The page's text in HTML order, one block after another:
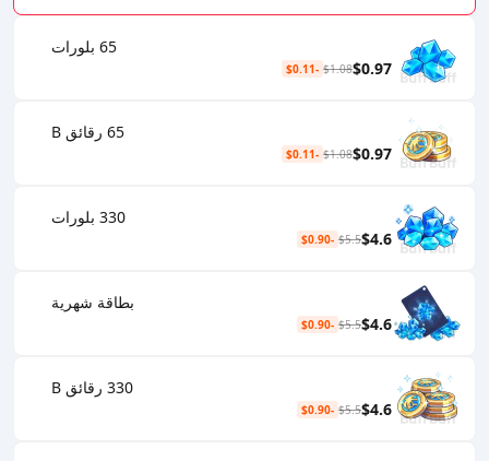
65 بلورات
$0.97
$1.08
-$0.11
65 رقائق B
$0.97
$1.08
-$0.11
330 بلورات
$4.6
$5.5
-$0.90
بطاقة شهرية
$4.6
$5.5
-$0.90
330 رقائق B
$4.6
$5.5
-$0.90